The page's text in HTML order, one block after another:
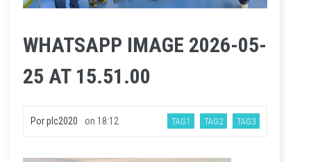
WHATSAPP IMAGE 2026-05-
25 AT 15.51.00
Porplc2020 on 18:12 TAG1 TAG2 TAG3